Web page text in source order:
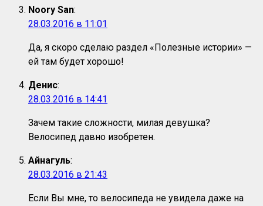
Noory San:
28.03.2016 в 11:01
Да, я скоро сделаю раздел «Полезные истории» —
ей там будет хорошо!
Денис:
28.03.2016 в 14:41
Зачем такие сложности, милая девушка?
Велосипед давно изобретен.
Айнагуль:
28.03.2016 в 21:43
Если Вы мне, то велосипеда не увидела даже на